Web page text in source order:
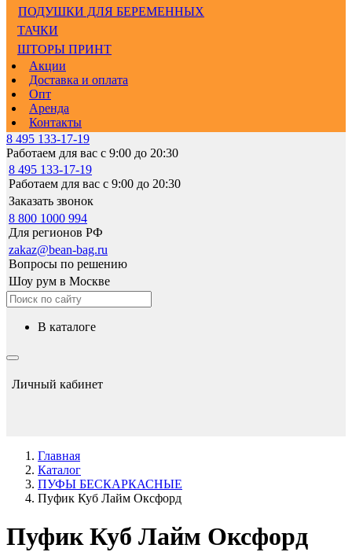
ПОДУШКИ ДЛЯ БЕРЕМЕННЫХ
ТАЧКИ
ШТОРЫ ПРИНТ
Акции
Доставка и оплата
Опт
Аренда
Контакты
8 495 133-17-19
Работаем для вас с 9:00 до 20:30
8 495 133-17-19
Работаем для вас с 9:00 до 20:30
Заказать звонок
8 800 1000 994
Для регионов РФ
zakaz@bean-bag.ru
Вопросы по решению
Шоу рум в Москве
в каталоге
Личный кабинет
Главная
Каталог
ПУФЫ БЕСКАРКАСНЫЕ
Пуфик Куб Лайм Оксфорд
Пуфик Куб Лайм Оксфорд